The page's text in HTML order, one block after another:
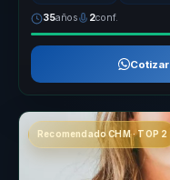
35años 2conf.
Cotizar
Recomendado CHM · TOP 2